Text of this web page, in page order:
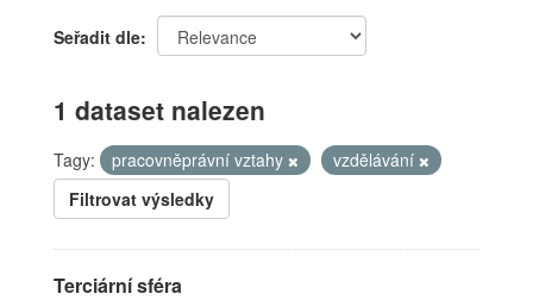
Seřadit dle
1 dataset nalezen
Tagy: pracovněprávní vztahy
vzdělávání
Filtrovat výsledky
Terciární sféra